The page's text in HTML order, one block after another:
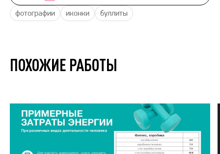
фотографии иконки буллиты
ПОХОЖИЕ РАБОТЫ